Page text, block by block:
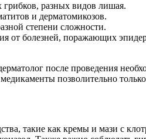
разных видов лишая.
и дерматомикозов.
степени сложности.
от болезней, поражающих
после проведения
позволительно
такие как кремы и мази с